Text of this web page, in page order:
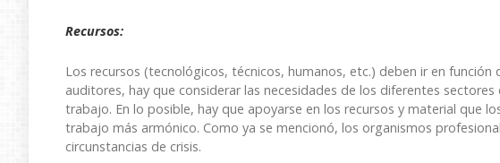
Recursos:
Los recursos (tecnológicos, técnicos, humanos, etc.) deben ir en
auditores, hay que considerar las necesidades de los diferentes
trabajo. En lo posible, hay que apoyarse en los recursos y material que
trabajo más armónico. Como ya se mencionó, los organismos
circunstancias de crisis.